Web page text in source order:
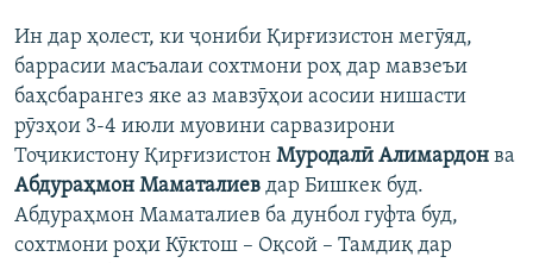
Ин дар ҳолест, ки ҷониби Қирғизистон мегӯяд,
баррасии масъалаи сохтмони роҳ дар мавзеъи
баҳсбарангез яке аз мавзӯҳои асосии нишасти
рӯзҳои 3-4 июли муовини сарвазирони
Тоҷикистону Қирғизистон Муродалӣ Алимардон ва
Абдураҳмон Маматалиев дар Бишкек буд.
Абдураҳмон Маматалиев ба дунбол гуфта буд,
сохтмони роҳи Кӯктош – Оқсой – Тамдиқ дар